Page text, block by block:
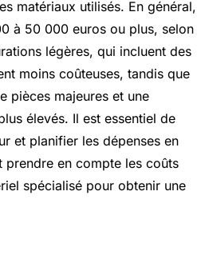
matériaux utilisés. En général,
à 50 000 euros ou plus, selon
légères, qui incluent des
moins coûteuses, tandis que
pièces majeures et une
élevés. Il est essentiel de
et planifier les dépenses en
prendre en compte les coûts
spécialisé pour obtenir une